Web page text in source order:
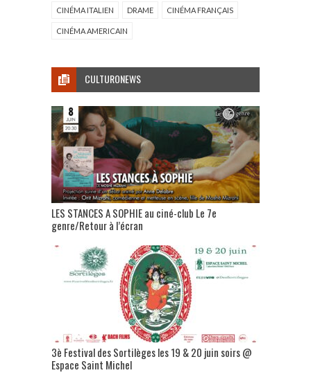
CINÉMA ITALIEN DRAME CINÉMA FRANÇAIS
CINÉMA AMERICAIN
CULTURONEWS
LES STANCES A SOPHIE au ciné-club Le 7e
genre/Retour à l’écran
3è Festival des Sortilèges les 19 & 20 juin soirs @
Espace Saint Michel